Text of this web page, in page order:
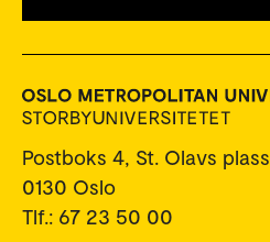
Postboks 4, St. Olavs plass
0130 Oslo
Tlf.: 67 23 50 00